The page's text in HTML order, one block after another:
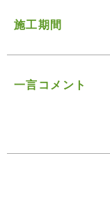
施工期間
一言コメント